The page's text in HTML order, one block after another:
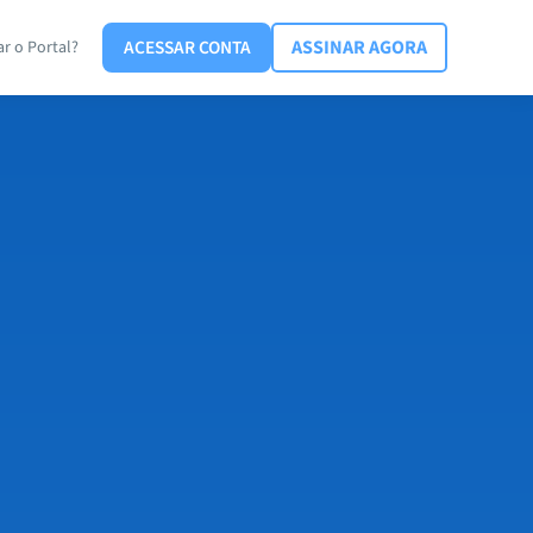
o Portal? ACESSAR CONTA ASSINAR AGORA